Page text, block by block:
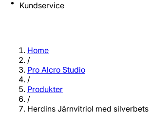
Kundservice
Home
/
Pro Alcro Studio
/
Produkter
/
Herdins Järnvitriol med silverbets